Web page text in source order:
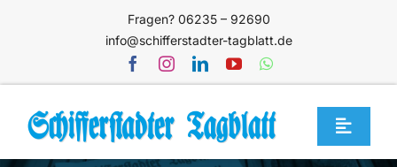
Fragen? 06235 – 92690
info@schifferstadter-tagblatt.de
Toggle